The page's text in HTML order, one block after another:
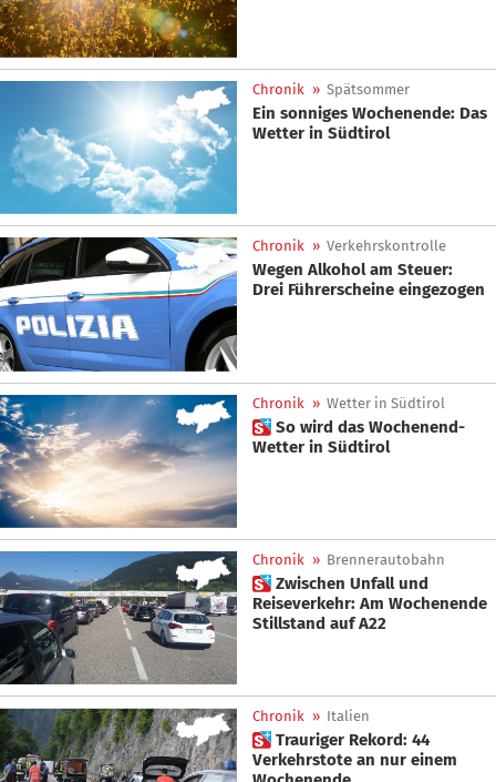
Chronik » Spätsommer
Ein sonniges Wochenende: Das
Wetter in Südtirol
Chronik » Verkehrskontrolle
Wegen Alkohol am Steuer:
Drei Führerscheine eingezogen
Chronik » Wetter in Südtirol
 So wird das Wochenend-
Wetter in Südtirol
Chronik » Brennerautobahn
 Zwischen Unfall und
Reiseverkehr: Am Wochenende
Stillstand auf A22
Chronik » Italien
 Trauriger Rekord: 44
Verkehrstote an nur einem